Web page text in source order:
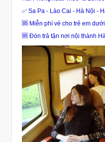
✅ Sa Pa - Lào Cai - Hà Nội -
🆘 Miễn phí vé cho trẻ em dưới
🆘 Đón trả tận nơi nội thành